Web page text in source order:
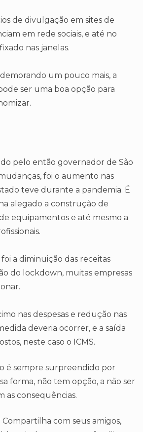
de divulgação em sites de
em rede sociais, e até no
nas janelas.
um pouco mais, a
ser uma boa opção para
pelo então governador de São
foi o aumento nas
teve durante a pandemia. É
alegado a construção de
equipamentos e até mesmo a
a diminuição das receitas
do lockdown, muitas empresas
nas despesas e redução nas
deveria ocorrer, e a saída
neste caso o ICMS.
é sempre surpreendido por
forma, não tem opção, a não ser
as consequências.
com seus amigos,